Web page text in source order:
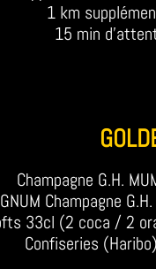
1 km
15 min
Champagne G.H.
Champagne
33cl (2 coca / 2
Confiseries